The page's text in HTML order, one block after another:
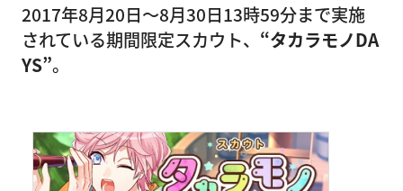
2017年8月20日〜8月30日13時59分まで実施
されている期間限定スカウト、 “タカラモノDA
YS”。